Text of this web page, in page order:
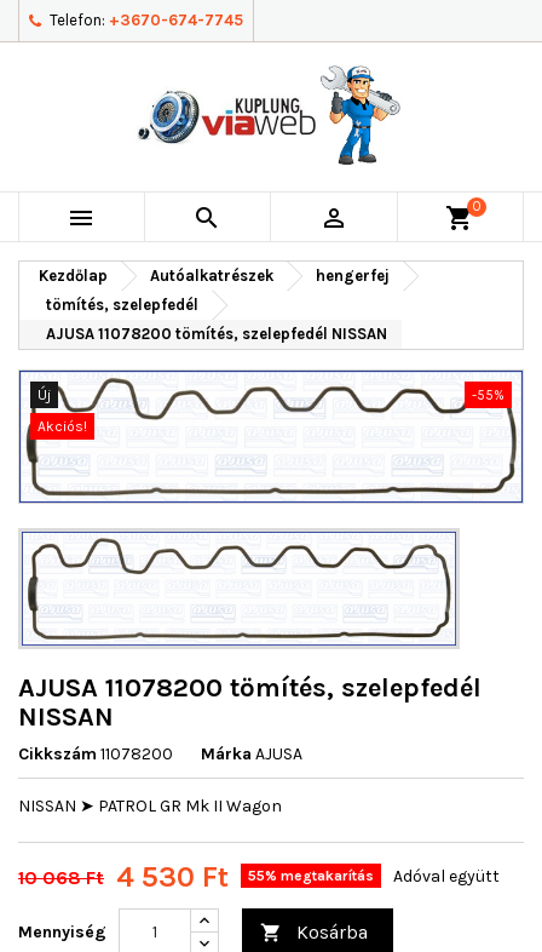
Telefon: +3670-674-7745
   shopping_cart0
Kezdőlap Autóalkatrészek
hengerfej
tömítés, szelepfedél
AJUSA 11078200 tömítés, szelepfedél NISSAN
Új
-55%
Akciós!
AJUSA 11078200 tömítés, szelepfedél
NISSAN
Cikkszám 11078200 Márka AJUSA
NISSAN ➤ PATROL GR Mk II Wagon
10 068 Ft 4 530 Ft 55% megtakarítás Adóval együtt
Mennyiség  Kosárba